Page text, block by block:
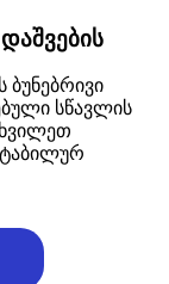
ბუნებრივი
სწავლის